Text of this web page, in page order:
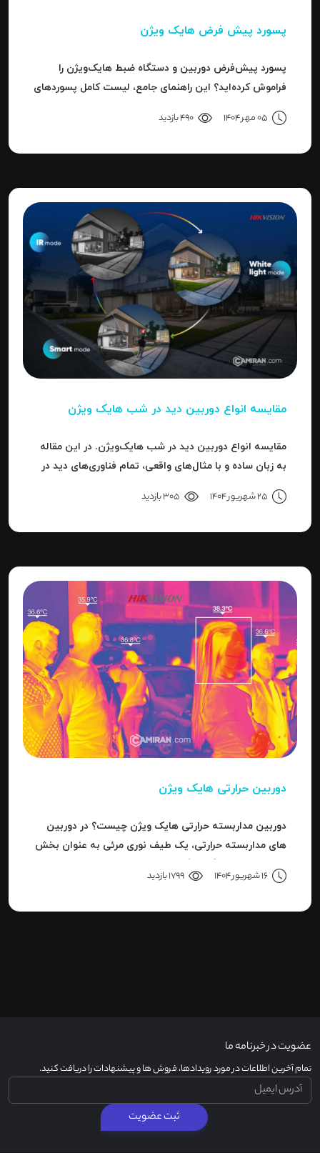
پسورد پیش فرض هایک ویژن
پسورد پیش‌فرض دوربین و دستگاه ضبط هایک‌ویژن را
فراموش کرده‌اید؟ این راهنمای جامع، لیست کامل پسوردهای
"Invalid Password" را آموزش می‌دهد.
05 مهر 1404 490 بازدید
مقایسه انواع دوربین دید در شب هایک‌ ویژن
مقایسه انواع دوربین دید در شب هایک‌ویژن. در این مقاله
به زبان ساده و با مثال‌های واقعی، تمام فناوری‌های دید در
25 شهریور 1404 305 بازدید
دوربین حرارتی هایک ویژن
دوربین مداربسته حرارتی هایک ویژن چیست؟ در دوربین
های مداربسته حرارتی، یک طیف نوری مرئی به عنوان بخش
سری دوربین هاست.
16 شهریور 1404 1799 بازدید
عضویت در خبرنامه ما
تمام آخرین اطلاعات در مورد رویدادها، فروش ها و پیشنهادات را دریافت کنید.
ثبت عضویت